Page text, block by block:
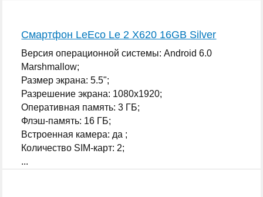
Смартфон LeEco Le 2 X620 16GB Silver
Версия операционной системы: Android 6.0
Marshmallow;
Размер экрана: 5.5";
Разрешение экрана: 1080x1920;
Оперативная память: 3 ГБ;
Флэш-память: 16 ГБ;
Встроенная камера: да ;
Количество SIM-карт: 2;
...